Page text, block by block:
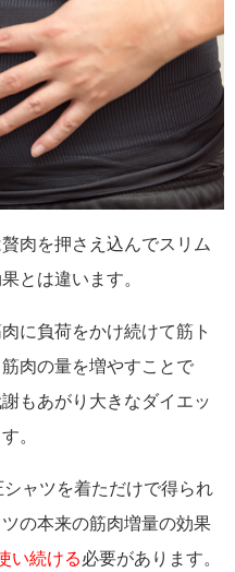
肉を押さえ込んでスリム
とは違います。
に負荷をかけ続けて筋ト
肉の量を増やすことで
もあがり大きなダイエッ
。
ャツを着ただけで得られ
の本来の筋肉増量の効果
い続ける必要があります。